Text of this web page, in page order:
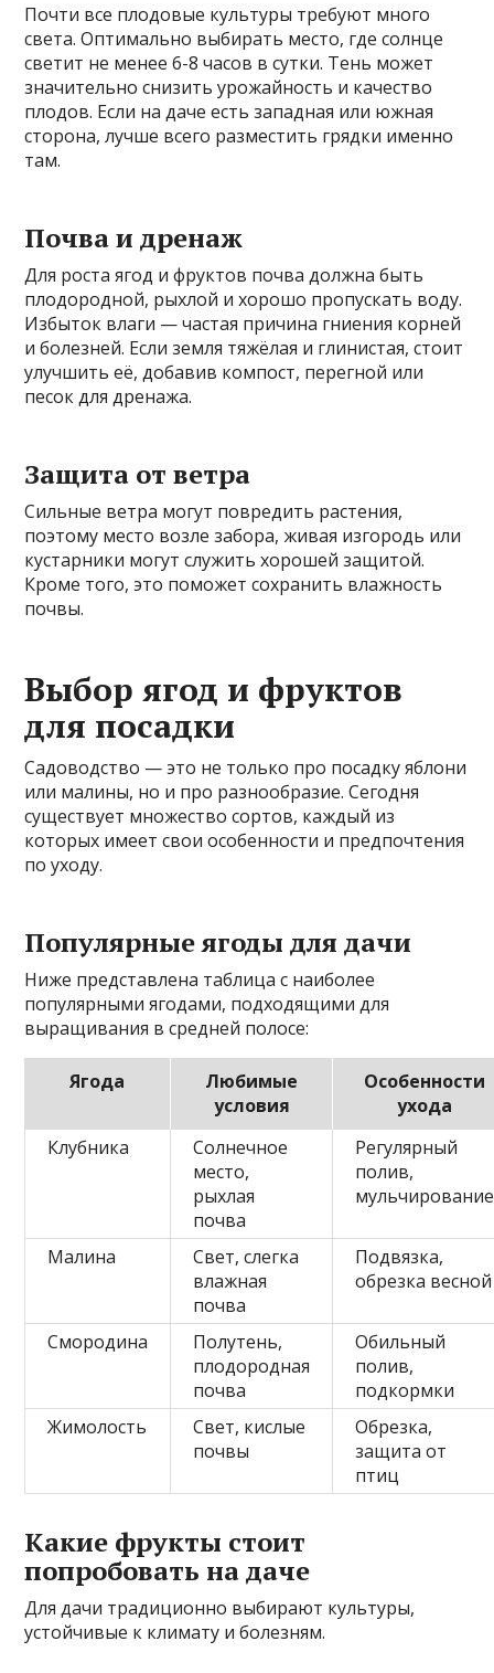
Почти все плодовые культуры требуют много
света. Оптимально выбирать место, где солнце
светит не менее 6-8 часов в сутки. Тень может
значительно снизить урожайность и качество
плодов. Если на даче есть западная или южная
сторона, лучше всего разместить грядки именно
там.
Почва и дренаж
Для роста ягод и фруктов почва должна быть
плодородной, рыхлой и хорошо пропускать воду.
Избыток влаги — частая причина гниения корней
и болезней. Если земля тяжёлая и глинистая, стоит
улучшить её, добавив компост, перегной или
песок для дренажа.
Защита от ветра
Сильные ветра могут повредить растения,
поэтому место возле забора, живая изгородь или
кустарники могут служить хорошей защитой.
Кроме того, это поможет сохранить влажность
почвы.
Выбор ягод и фруктов
для посадки
Садоводство — это не только про посадку яблони
или малины, но и про разнообразие. Сегодня
существует множество сортов, каждый из
которых имеет свои особенности и предпочтения
по уходу.
Популярные ягоды для дачи
Ниже представлена таблица с наиболее
популярными ягодами, подходящими для
выращивания в средней полосе:
Ягода
Любимые
условия
Особенности
ухода
Клубника
Солнечное
место,
рыхлая
почва
Регулярный
полив,
мульчирование
Малина
Свет, слегка
влажная
почва
Подвязка,
обрезка весной
Смородина
Полутень,
плодородная
почва
Обильный
полив,
подкормки
Жимолость
Свет, кислые
почвы
Обрезка,
защита от
птиц
Какие фрукты стоит
попробовать на даче
Для дачи традиционно выбирают культуры,
устойчивые к климату и болезням.